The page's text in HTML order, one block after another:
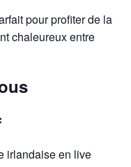
pour profiter de la
chaleureux entre
irlandaise en live